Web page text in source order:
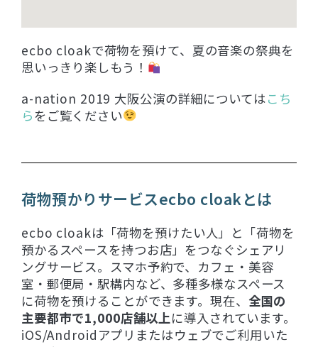
ecbo cloakで荷物を預けて、夏の音楽の祭典を
思いっきり楽しもう！
a-nation 2019 大阪公演の詳細についてはこち
らをご覧ください
荷物預かりサービスecbo cloakとは
ecbo cloakは「荷物を預けたい人」と「荷物を
預かるスペースを持つお店」をつなぐシェアリ
ングサービス。スマホ予約で、カフェ・美容
室・郵便局・駅構内など、多種多様なスペース
に荷物を預けることができます。現在、 全国の
主要都市で1,000店舗以上に導入されています。
iOS/Androidアプリまたはウェブでご利用いた